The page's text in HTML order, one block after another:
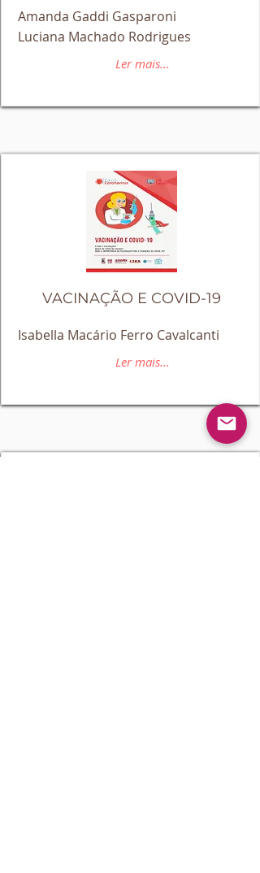
Amanda Gaddi Gasparoni
Luciana Machado Rodrigues
Ler mais...
VACINAÇÃO E COVID-19
Isabella Macário Ferro Cavalcanti
Ler mais...